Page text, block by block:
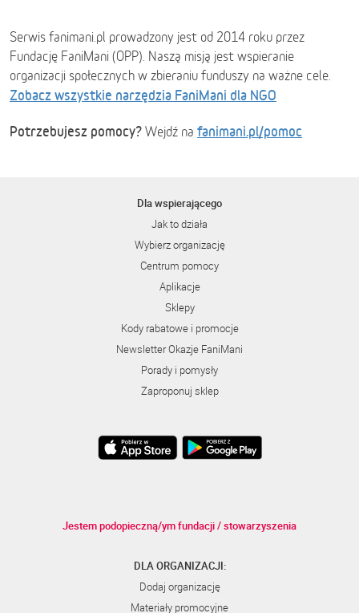
Serwis fanimani.pl prowadzony jest od 2014 roku przez
Fundację FaniMani (OPP). Naszą misją jest wspieranie
organizacji społecznych w zbieraniu funduszy na ważne cele.
Zobacz wszystkie narzędzia FaniMani dla NGO
Potrzebujesz pomocy? Wejdź na fanimani.pl/pomoc
Dla wspierającego
Jak to działa
Wybierz organizację
Centrum pomocy
Aplikacje
Sklepy
Kody rabatowe i promocje
Newsletter Okazje FaniMani
Porady i pomysły
Zaproponuj sklep
Jestem podopieczną/ym fundacji / stowarzyszenia
DLA ORGANIZACJI:
Dodaj organizację
Materiały promocyjne